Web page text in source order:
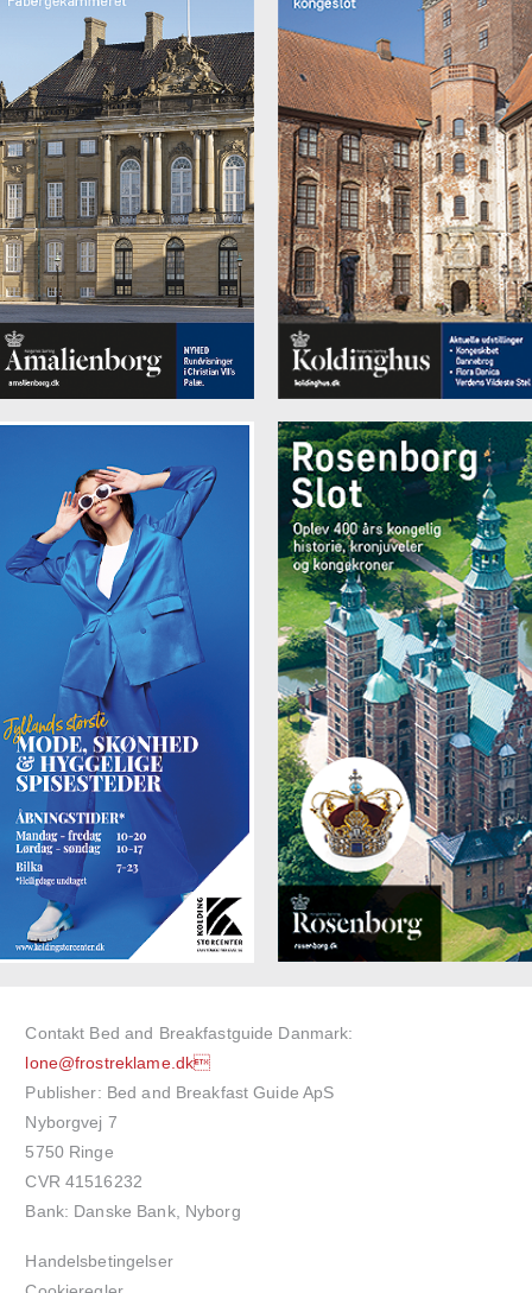
Contakt Bed and Breakfastguide Danmark:
lone@frostreklame.dk
Publisher: Bed and Breakfast Guide ApS
Nyborgvej 7
5750 Ringe
CVR 41516232
Bank: Danske Bank, Nyborg
Handelsbetingelser